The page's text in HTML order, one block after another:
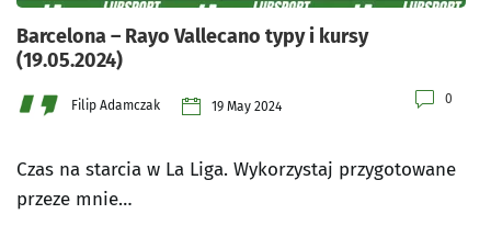
Barcelona – Rayo Vallecano typy i kursy
(19.05.2024)
Filip Adamczak 19 May 2024 0
Czas na starcia w La Liga. Wykorzystaj przygotowane
przeze mnie…